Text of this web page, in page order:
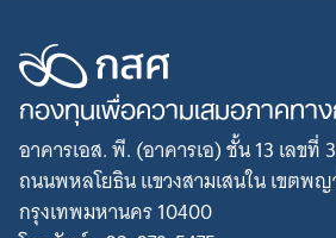
กองทุนเพื่อความเสมอภาคทา
อาคารเอส. พี. (อาคารเอ) ชั้น 13 เลขที่
ถนนพหลโยธิน แขวงสามเสนใน เขตพญ
กรุงเทพมหานคร 10400